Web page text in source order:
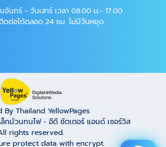
นทร์ - วันเสาร์ เวลา 08.00 น.- 17.00
ดต่อได้ตลอด 24 ชม. ไม่มีวันหยุด
By Thailand YellowPages
กม้วนทนไฟ - อีดี ชัตเตอร์ แอนด์ เซอร์วิส
rights reserved.
protect data with encrypt.